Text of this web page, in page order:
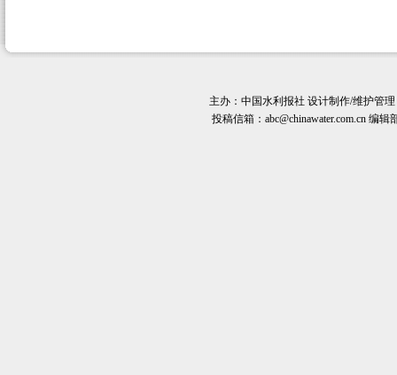
主办： 中国水利报社 设计制作/维护管
投稿信箱：abc@chinawater.com.cn 编辑